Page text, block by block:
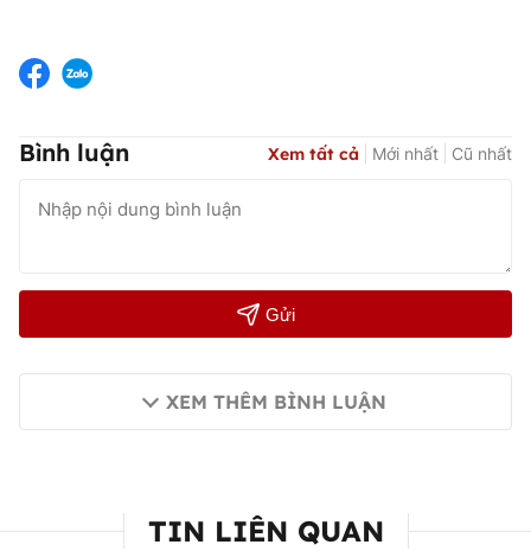
Bình luận Xem tất cả Mới nhất Cũ nhất
Gửi
XEM THÊM BÌNH LUẬN
TIN LIÊN QUAN